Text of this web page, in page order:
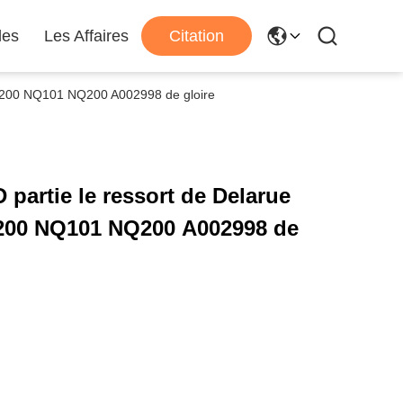
Les Affaires Citation
NQ101 NQ200 A002998 de gloire
partie le ressort de Delarue
NQ101 NQ200 A002998 de